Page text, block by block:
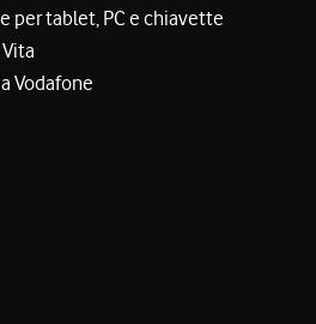
per tablet, PC e chiavette
Vodafone